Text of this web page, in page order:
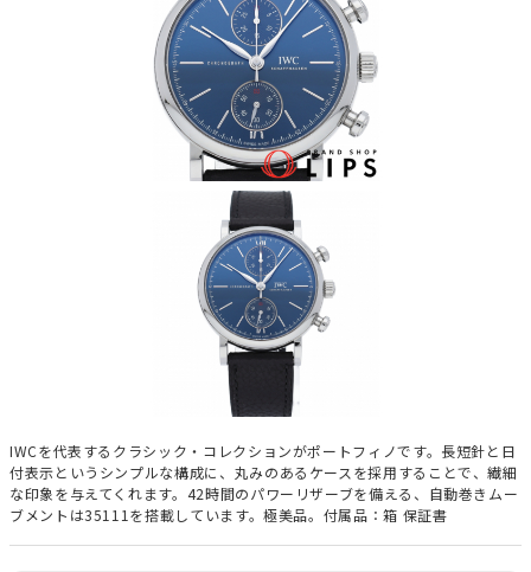
IWCを代表するクラシック・コレクションがポートフィノです。長短針と日
付表示というシンプルな構成に、丸みのあるケースを採用することで、繊細
な印象を与えてくれます。42時間のパワーリザーブを備える、自動巻きムー
ブメントは35111を搭載しています。極美品。付属品：箱 保証書